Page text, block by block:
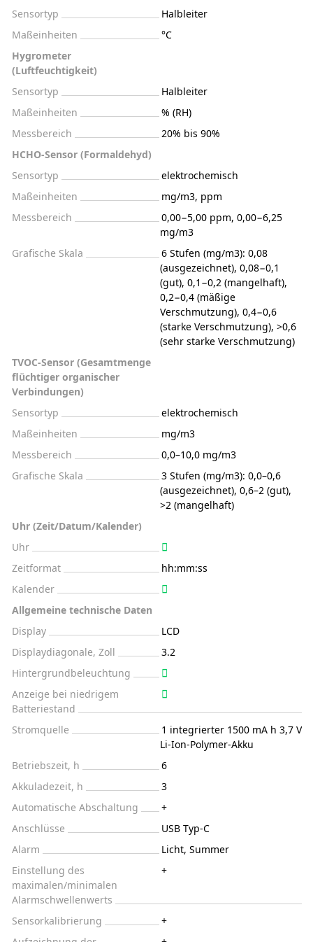
Sensortyp
Halbleiter
Maßeinheiten
°C
Hygrometer
(Luftfeuchtigkeit)
Sensortyp
Halbleiter
Maßeinheiten
% (RH)
Messbereich
20% bis 90%
HCHO-Sensor (Formaldehyd)
Sensortyp
elektrochemisch
Maßeinheiten
mg/m3, ppm
Messbereich
0,00−5,00 ppm, 0,00−6,25
mg/m3
Grafische Skala
6 Stufen (mg/m3): 0,08
(ausgezeichnet), 0,08−0,1
(gut), 0,1−0,2 (mangelhaft),
0,2−0,4 (mäßige
Verschmutzung), 0,4−0,6
(starke Verschmutzung), >0,6
(sehr starke Verschmutzung)
TVOC-Sensor (Gesamtmenge
flüchtiger organischer
Verbindungen)
Sensortyp
elektrochemisch
Maßeinheiten
mg/m3
Messbereich
0,0–10,0 mg/m3
Grafische Skala
3 Stufen (mg/m3): 0,0–0,6
(ausgezeichnet), 0,6–2 (gut),
>2 (mangelhaft)
Uhr (Zeit/Datum/Kalender)
Uhr
Zeitformat
hh:mm:ss
Kalender
Allgemeine technische Daten
Display
LCD
Displaydiagonale, Zoll
3.2
Hintergrundbeleuchtung
Anzeige bei niedrigem
Batteriestand
Stromquelle
1 integrierter 1500 mA h 3,7 V
Li-Ion-Polymer-Akku
Betriebszeit, h
6
Akkuladezeit, h
3
Automatische Abschaltung
+
Anschlüsse
USB Typ-C
Alarm
Licht, Summer
Einstellung des
maximalen/minimalen
Alarmschwellenwerts
+
Sensorkalibrierung
+